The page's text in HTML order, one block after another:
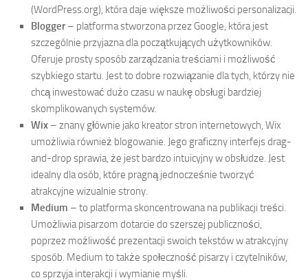
(WordPress.org), która daje większe możliwości personalizacji.
Blogger– platforma stworzona przez Google, która jest
szczególnie przyjazna dla początkujących użytkowników.
Oferuje prosty sposób zarządzania treściami i możliwość
szybkiego startu. Jest to dobre rozwiązanie dla tych, którzy nie
chcą inwestować dużo czasu w naukę obsługi bardziej
skomplikowanych systemów.
Wix – znany głównie jako kreator stron internetowych, Wix
umożliwia również blogowanie. Jego graficzny interfejs drag-
and-drop sprawia, że jest bardzo intuicyjny w obsłudze. Jest
idealny dla osób, które pragną jednocześnie tworzyć
atrakcyjne wizualnie strony.
Medium – to platforma skoncentrowana na publikacji treści.
Umożliwia pisarzom dotarcie do szerszej publiczności,
poprzez możliwość prezentacji swoich tekstów w atrakcyjny
sposób. Medium to także społeczność pisarzy i czytelników,
co sprzyja interakcji i wymianie myśli.